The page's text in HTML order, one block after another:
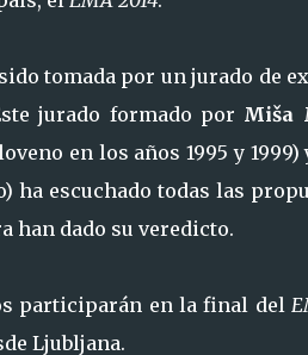
tomada por un jurado de
jurado formado por Miša
en los años 1995 y
ha escuchado todas las
han dado su veredicto.
participarán en la final del
Ljubljana.